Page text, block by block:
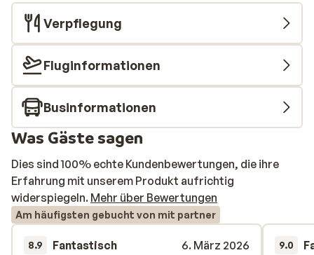
Verpflegung
Fluginformationen
Businformationen
Was Gäste sagen
Dies sind 100% echte Kundenbewertungen, die ihre
Erfahrung mit unserem Produkt aufrichtig
widerspiegeln. Mehr über Bewertungen
Am häufigsten gebucht von mit partner
8.9 Fantastisch
6. März 2026
9.0